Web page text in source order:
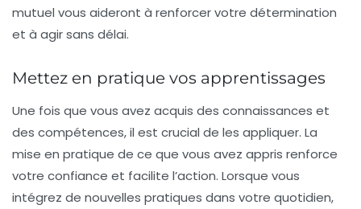
mutuel vous aideront à renforcer votre détermination
et à agir sans délai.
Mettez en pratique vos apprentissages
Une fois que vous avez acquis des connaissances et
des compétences, il est crucial de les appliquer. La
mise en pratique de ce que vous avez appris renforce
votre confiance et facilite l’action. Lorsque vous
intégrez de nouvelles pratiques dans votre quotidien,